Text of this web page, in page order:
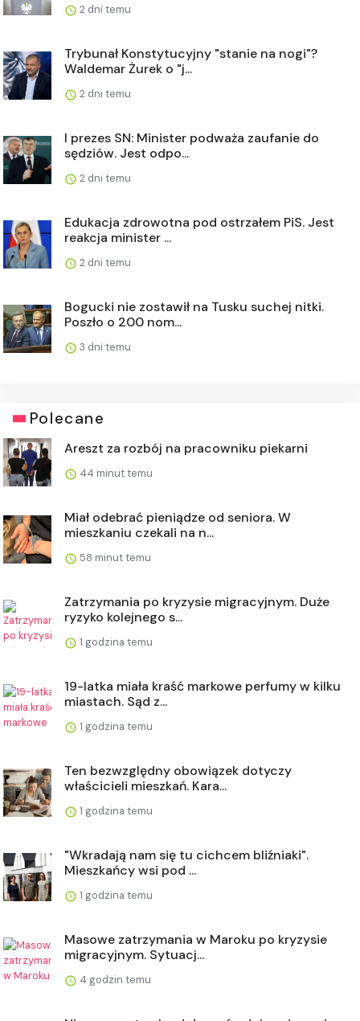
2 dni temu
Trybunał Konstytucyjny "stanie na nogi"?
Waldemar Żurek o "j...
2 dni temu
I prezes SN: Minister podważa zaufanie do
sędziów. Jest odpo...
2 dni temu
Edukacja zdrowotna pod ostrzałem PiS. Jest
reakcja minister ...
2 dni temu
Bogucki nie zostawił na Tusku suchej nitki.
Poszło o 200 nom...
3 dni temu
Polecane
Areszt za rozbój na pracowniku piekarni
44 minut temu
Miał odebrać pieniądze od seniora. W
mieszkaniu czekali na n...
58 minut temu
Zatrzymania po kryzysie migracyjnym. Duże
ryzyko kolejnego s...
1 godzina temu
19-latka miała kraść markowe perfumy w kilku
miastach. Sąd z...
1 godzina temu
Ten bezwzględny obowiązek dotyczy
właścicieli mieszkań. Kara...
1 godzina temu
"Wkradają nam się tu cichcem bliźniaki".
Mieszkańcy wsi pod ...
1 godzina temu
Masowe zatrzymania w Maroku po kryzysie
migracyjnym. Sytuacj...
4 godzin temu